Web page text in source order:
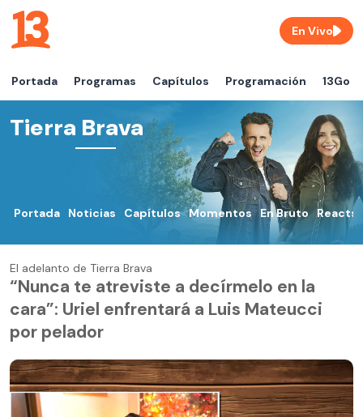
Portada Programas Capítulos Programación 13Go
En Vivo
Tierra Brava
Portada Noticias Capítulos Momentos En Bruto Reacts
El adelanto de Tierra Brava
“Nunca te atreviste a decírmelo en la
cara”: Uriel enfrentará a Luis Mateucci
por pelador